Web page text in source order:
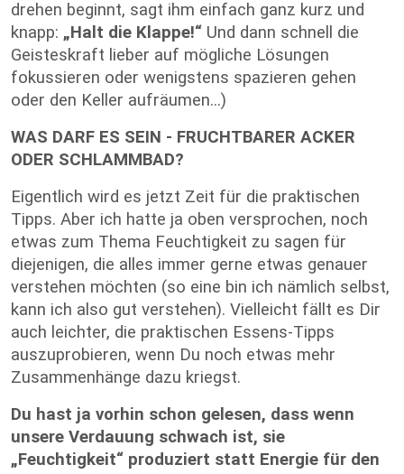
drehen beginnt, sagt ihm einfach ganz kurz und
knapp: „Halt die Klappe!“ Und dann schnell die
Geisteskraft lieber auf mögliche Lösungen
fokussieren oder wenigstens spazieren gehen
oder den Keller aufräumen...)
WAS DARF ES SEIN - FRUCHTBARER ACKER
ODER SCHLAMMBAD?
Eigentlich wird es jetzt Zeit für die praktischen
Tipps. Aber ich hatte ja oben versprochen, noch
etwas zum Thema Feuchtigkeit zu sagen für
diejenigen, die alles immer gerne etwas genauer
verstehen möchten (so eine bin ich nämlich selbst,
kann ich also gut verstehen). Vielleicht fällt es Dir
auch leichter, die praktischen Essens-Tipps
auszuprobieren, wenn Du noch etwas mehr
Zusammenhänge dazu kriegst.
Du hast ja vorhin schon gelesen, dass wenn
unsere Verdauung schwach ist, sie
„Feuchtigkeit“ produziert statt Energie für den